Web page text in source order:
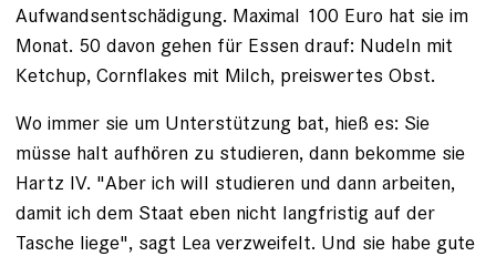
Aufwandsentschädigung. Maximal 100 Euro hat sie im
Monat. 50 davon gehen für Essen drauf: Nudeln mit
Ketchup, Cornflakes mit Milch, preiswertes Obst.
Wo immer sie um Unterstützung bat, hieß es: Sie
müsse halt aufhören zu studieren, dann bekomme sie
Hartz IV. "Aber ich will studieren und dann arbeiten,
damit ich dem Staat eben nicht langfristig auf der
Tasche liege", sagt Lea verzweifelt. Und sie habe gute